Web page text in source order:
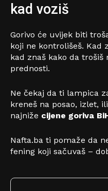
kad voziš
Gorivo će uvijek biti
koji ne kontrolišeš. Kad
kad znaš kako da trošiš
prednosti.
Ne čekaj da ti lampica
kreneš na posao, izlet,
najniže cijene goriva
Nafta.ba ti pomaže da
fening koji sačuvaš –